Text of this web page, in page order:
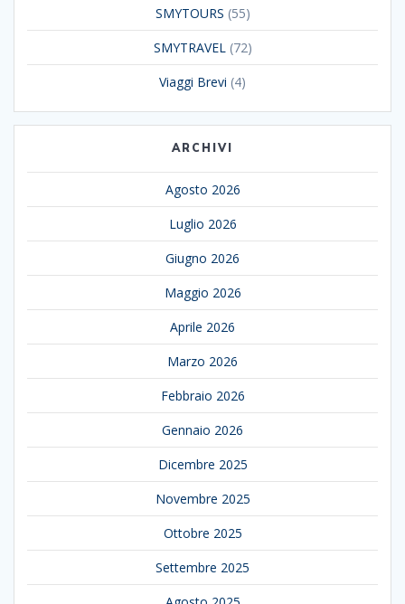
SMYTOURS (55)
SMYTRAVEL(72)
Viaggi Brevi (4)
ARCHIVI
Agosto 2026
Luglio 2026
Giugno 2026
Maggio 2026
Aprile 2026
Marzo 2026
Febbraio 2026
Gennaio 2026
Dicembre 2025
Novembre 2025
Ottobre 2025
Settembre 2025